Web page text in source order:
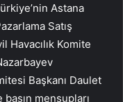
Astana
Satış
Havacılık Komite
Başkanı Daulet
mensupları